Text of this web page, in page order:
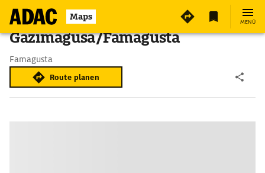
Maps MENÜ
Gazimagusa/Famagusta
Famagusta
Route planen